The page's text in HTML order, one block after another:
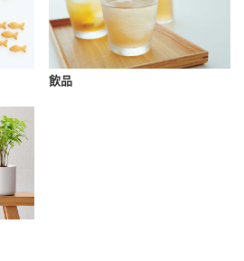
飲品